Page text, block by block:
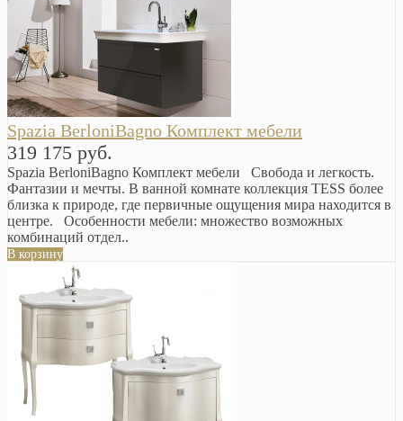
Spazia BerloniBagno Комплект мебели
319 175 руб.
Spazia BerloniBagno Комплект мебели Свобода и легкость.
Фантазии и мечты. В ванной комнате коллекция TESS более
близка к природе, где первичные ощущения мира находится в
центре. Особенности мебели: множество возможных
комбинаций отдел..
В корзину